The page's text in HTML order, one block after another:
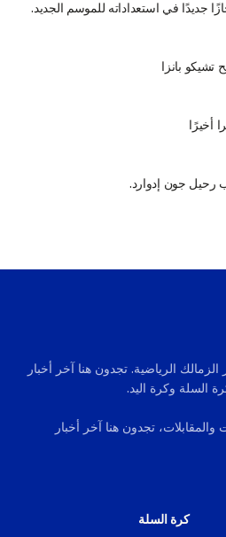
جديدًا في استعداداته للموسم الجديد.
تشيكو بانزا
أخيرًا
جون إدوارد.
الرياضية. تجدون هنا آخر أخبار
السلة وكرة اليد.
والمقابلات، تجدون هنا آخر أخبار
كرة السلة